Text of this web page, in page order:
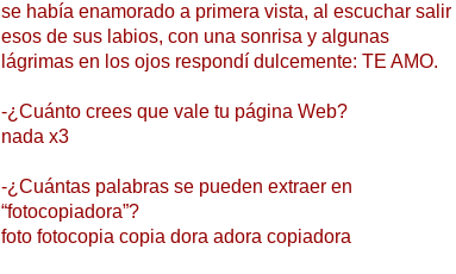
se había enamorado a primera vista, al escuchar salir
esos de sus labios, con una sonrisa y algunas
lágrimas en los ojos respondí dulcemente: TE AMO.
-¿Cuánto crees que vale tu página Web?
nada x3
-¿Cuántas palabras se pueden extraer en
“fotocopiadora”?
foto fotocopia copia dora adora copiadora